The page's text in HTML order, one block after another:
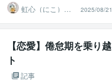
虹心（にこ）＠
香りと愛の導き
鑑定師
2025/08/21
【恋愛】倦怠期を乗り
ト
記事